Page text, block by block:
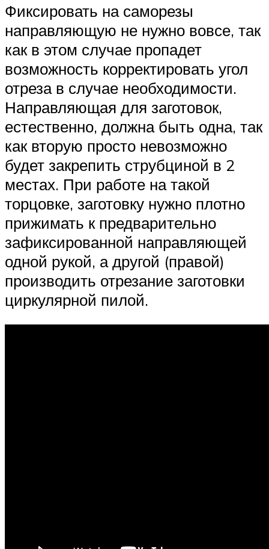
Фиксировать на саморезы
направляющую не нужно вовсе, так
как в этом случае пропадет
возможность корректировать угол
отреза в случае необходимости.
Направляющая для заготовок,
естественно, должна быть одна, так
как вторую просто невозможно
будет закрепить струбциной в 2
местах. При работе на такой
торцовке, заготовку нужно плотно
прижимать к предварительно
зафиксированной направляющей
одной рукой, а другой (правой)
производить отрезание заготовки
циркулярной пилой.